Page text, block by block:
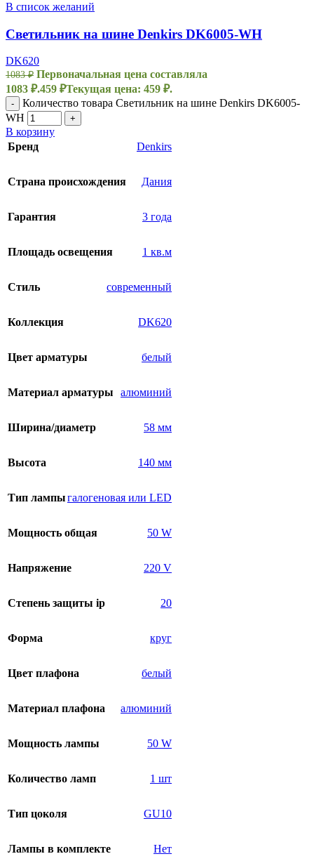
В список желаний
Светильник на шине Denkirs DK6005-WH
DK620
1083₽ Первоначальная цена составляла
1083 ₽.459 ₽Текущая цена: 459 ₽.
-
Количество товара Светильник на шине Denkirs DK6005-
WH
+
В корзину
Бренд
Denkirs
Страна происхождения Дания
Гарантия 3 года
Площадь освещения 1 кв.м
Стиль современный
Коллекция DK620
Цвет арматуры белый
Материал арматуры алюминий
Ширина/диаметр 58 мм
Высота 140 мм
Тип лампыгалогеновая или LED
Мощность общая 50 W
Напряжение 220 V
Степень защиты ip 20
Форма круг
Цвет плафона белый
Материал плафона алюминий
Мощность лампы 50 W
Количество ламп 1 шт
Тип цоколя GU10
Лампы в комплекте Нет